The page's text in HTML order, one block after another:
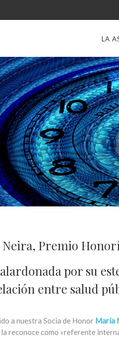
LA
Premio
por su
entre salud
a nuestra Socia de Honor María
reconoce como «referente